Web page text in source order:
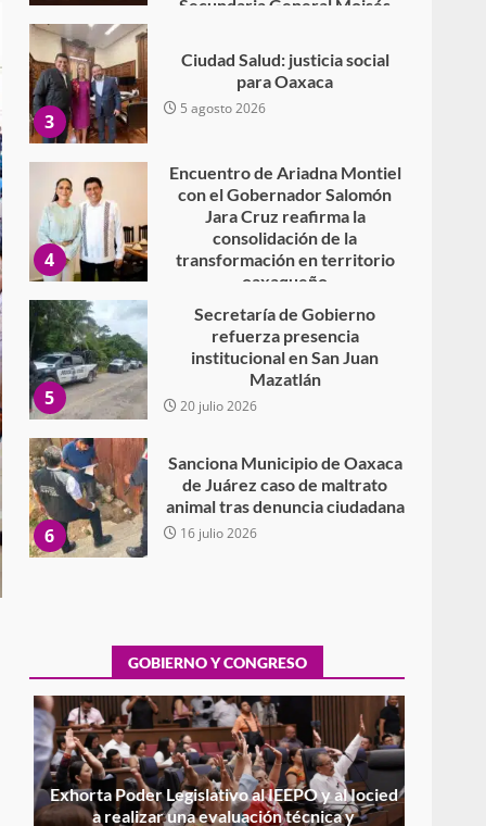
4
con el Gobernador Salomón
Jara Cruz reafirma la
consolidación de la
30 julio 2026
5
Secretaría de Gobierno
refuerza presencia
institucional en San Juan
Mazatlán
20 julio 2026
6
Sanciona Municipio de Oaxaca
de Juárez caso de maltrato
animal tras denuncia ciudadana
16 julio 2026
7
Baja California; FGR lo investiga
por presuntos delitos de
delincuencia organizada y
contrabando
1
Santiago Xanica: Jesús Romero
7 agosto 2026
2
Exhorta Poder Legislativo al
IEEPO y al Iocied a realizar una
evaluación técnica y
estructural integral de las
instalaciones de la Escuela
GOBIERNO Y CONGRESO
Exhorta Poder Legislativo al IEEPO y al Iocied
a realizar una evaluación técnica y